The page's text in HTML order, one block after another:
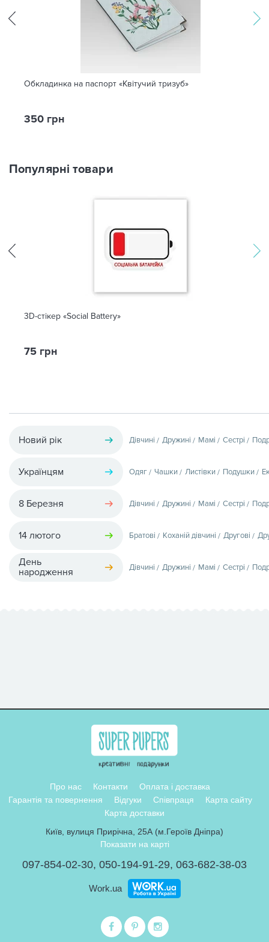
Обкладинка на паспорт «Квітучий тризуб»
350 грн
Популярні товари
3D-стікер «Social Battery»
75 грн
Новий рік Дівчині Дружині Мамі Сестрі
Українцям Одяг Чашки Листівки Подушки
8 Березня Дівчині Дружині Мамі Сестрі
14 лютого Братові Коханій дівчині Другові
День
народження
Дівчині Дружині Мамі Сестрі
Про нас Контакти
Оплата і доставка
Гарантія та повернення
Відгуки Співпраця
Карта сайту
Карта доставки
Київ, вулиця Прирічна, 25А (м.Героїв Дніпра)
Показати на карті
097-854-02-30, 050-194-91-29, 063-682-38-03
Work.ua